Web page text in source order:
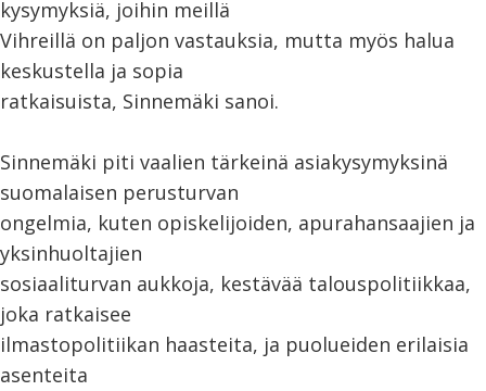
kysymyksiä, joihin meillä
Vihreillä on paljon vastauksia, mutta myös halua
keskustella ja sopia
ratkaisuista, Sinnemäki sanoi.
Sinnemäki piti vaalien tärkeinä asiakysymyksinä
suomalaisen perusturvan
ongelmia, kuten opiskelijoiden, apurahansaajien ja
yksinhuoltajien
sosiaaliturvan aukkoja, kestävää talouspolitiikkaa,
joka ratkaisee
ilmastopolitiikan haasteita, ja puolueiden erilaisia
asenteita